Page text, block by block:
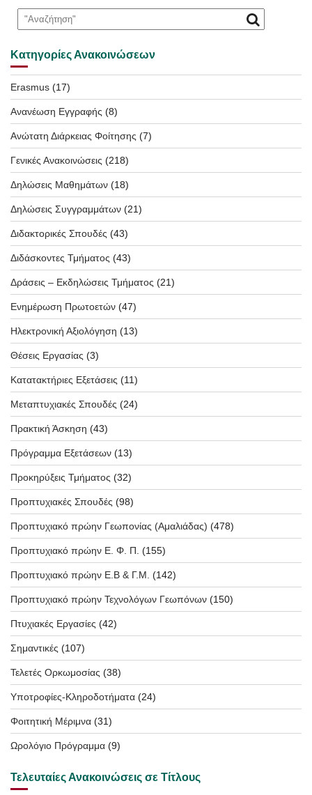
Κατηγορίες Ανακοινώσεων
Erasmus (17)
Ανανέωση Εγγραφής (8)
Ανώτατη Διάρκειας Φοίτησης (7)
Γενικές Ανακοινώσεις (218)
Δηλώσεις Μαθημάτων (18)
Δηλώσεις Συγγραμμάτων (21)
Διδακτορικές Σπουδές (43)
Διδάσκοντες Τμήματος (43)
Δράσεις – Εκδηλώσεις Τμήματος (21)
Ενημέρωση Πρωτοετών (47)
Ηλεκτρονική Αξιολόγηση (13)
Θέσεις Εργασίας (3)
Κατατακτήριες Εξετάσεις (11)
Μεταπτυχιακές Σπουδές (24)
Πρακτική Άσκηση (43)
Πρόγραμμα Εξετάσεων (13)
Προκηρύξεις Τμήματος (32)
Προπτυχιακές Σπουδές (98)
Προπτυχιακό πρώην Γεωπονίας (Αμαλιάδας) (478)
Προπτυχιακό πρώην Ε. Φ. Π. (155)
Προπτυχιακό πρώην Ε.Β & Γ.Μ. (142)
Προπτυχιακό πρώην Τεχνολόγων Γεωπόνων (150)
Πτυχιακές Εργασίες (42)
Σημαντικές (107)
Τελετές Ορκωμοσίας (38)
Υποτροφίες-Κληροδοτήματα (24)
Φοιτητική Μέριμνα (31)
Ωρολόγιο Πρόγραμμα (9)
Τελευταίες Ανακοινώσεις σε Τίτλους